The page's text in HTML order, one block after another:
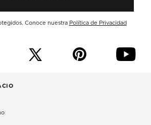
Conoce nuestra Política de Privacidad
p y